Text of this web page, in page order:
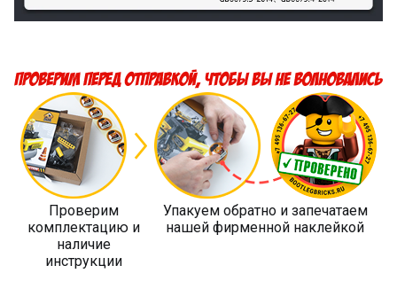
Проверим
комплектацию и
наличие
инструкции
Упакуем обратно и запечатаем
нашей фирменной наклейкой